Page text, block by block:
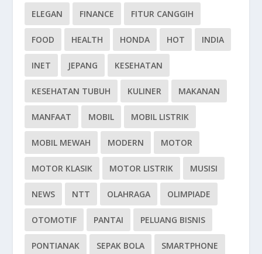
ELEGAN FINANCE FITUR CANGGIH
FOOD HEALTH HONDA HOT INDIA
INET JEPANG KESEHATAN
KESEHATAN TUBUH KULINER MAKANAN
MANFAAT MOBIL MOBIL LISTRIK
MOBIL MEWAH MODERN MOTOR
MOTOR KLASIK MOTOR LISTRIK MUSISI
NEWS NTT OLAHRAGA OLIMPIADE
OTOMOTIF PANTAI PELUANG BISNIS
PONTIANAK SEPAK BOLA SMARTPHONE